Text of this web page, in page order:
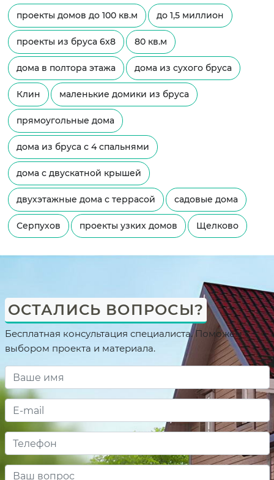
проекты домов до 100 кв.м до 1,5 миллион
проекты из бруса 6х8 80 кв.м
дома в полтора этажа дома из сухого бруса
Клин маленькие домики из бруса
прямоугольные дома
дома из бруса с 4 спальнями
дома с двускатной крышей
двухэтажные дома с террасой садовые дома
Серпухов проекты узких домов Щелково
ОСТАЛИСЬ ВОПРОСЫ?
Бесплатная консультация специалиста. Поможем с
выбором проекта и материала.